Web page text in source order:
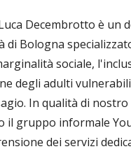
Decembrotto è un
di Bologna
sociale,
degli adulti
In qualità di nostro
il gruppo informale
dei servizi